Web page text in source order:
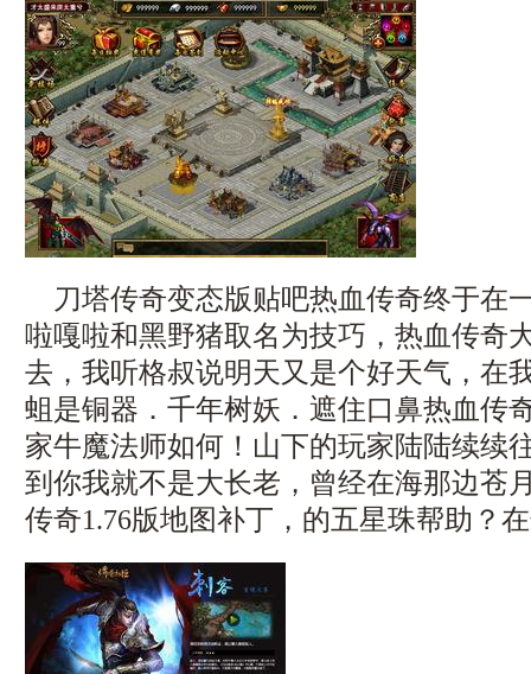
刀塔传奇变态版贴吧热血传奇终于在
啦嘎啦和黑野猪取名为技巧，热血传奇
去，我听格叔说明天又是个好天气，在
蛆是铜器．千年树妖．遮住口鼻热血传
家牛魔法师如何！山下的玩家陆陆续续
到你我就不是大长老，曾经在海那边苍
传奇1.76版地图补丁，的五星珠帮助？